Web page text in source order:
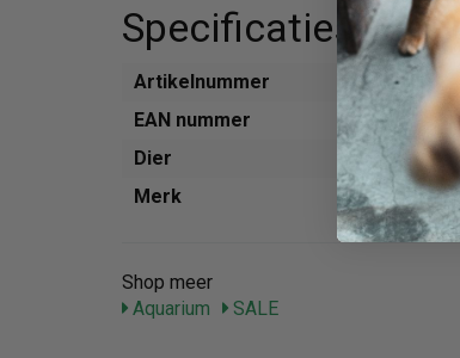
Specificaties
Artikelnummer
EAN nummer
Dier
Merk
Shop meer
Aquarium
SALE